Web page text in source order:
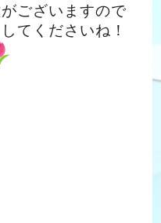
ございますので
てくださいね！